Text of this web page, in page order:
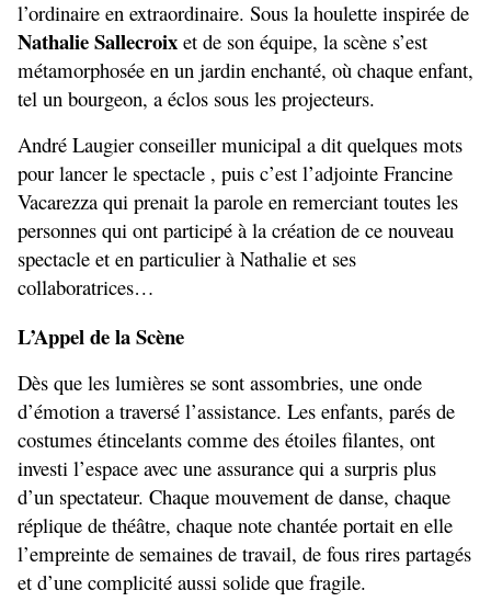
Nathalie Sallecroix et de son équipe, la scène s’est
métamorphosée en un jardin enchanté, où chaque enfant,
tel un bourgeon, a éclos sous les projecteurs.
André Laugier conseiller municipal a dit quelques mots
pour lancer le spectacle , puis c’est l’adjointe Francine
Vacarezza qui prenait la parole en remerciant toutes les
personnes qui ont participé à la création de ce nouveau
spectacle et en particulier à Nathalie et ses
collaboratrices…
L’Appel de la Scène
Dès que les lumières se sont assombries, une onde
d’émotion a traversé l’assistance. Les enfants, parés de
costumes étincelants comme des étoiles filantes, ont
investi l’espace avec une assurance qui a surpris plus
d’un spectateur. Chaque mouvement de danse, chaque
réplique de théâtre, chaque note chantée portait en elle
l’empreinte de semaines de travail, de fous rires partagés
et d’une complicité aussi solide que fragile.